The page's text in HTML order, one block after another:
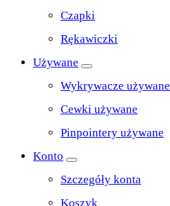
Czapki
Rękawiczki
Używane
Wykrywacze używane
Cewki używane
Pinpointery używane
Konto
Szczegóły konta
Koszyk